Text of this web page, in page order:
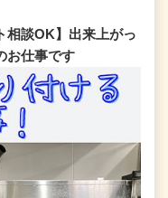
相談OK】出来上がっ
お仕事です